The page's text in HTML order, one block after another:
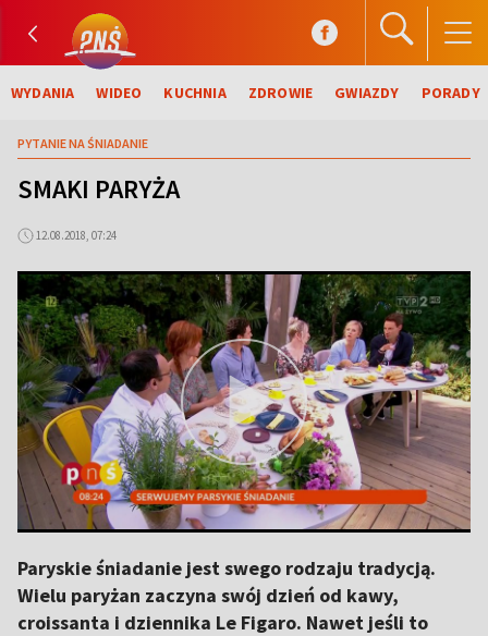
WYDANIA WIDEO KUCHNIA ZDROWIE GWIAZDY PORADY
PYTANIE NA ŚNIADANIE
SMAKI PARYŻA
12.08.2018, 07:24
Paryskie śniadanie jest swego rodzaju tradycją.
Wielu paryżan zaczyna swój dzień od kawy,
croissanta i dziennika Le Figaro. Nawet jeśli to